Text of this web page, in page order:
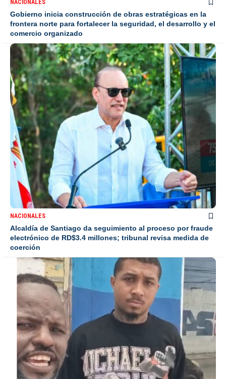
NACIONALES
Gobierno inicia construcción de obras estratégicas en la
frontera norte para fortalecer la seguridad, el desarrollo y el
comercio organizado
NACIONALES
Alcaldía de Santiago da seguimiento al proceso por fraude
electrónico de RD$3.4 millones; tribunal revisa medida de
coerción